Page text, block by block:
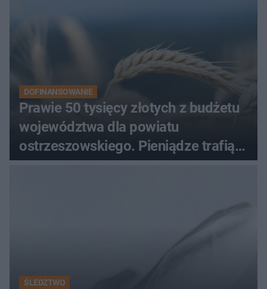
DOFINANSOWANIE
Prawie 50 tysięcy złotych z budżetu
województwa dla powiatu
ostrzeszowskiego. Pieniądze trafią
do czterech organizacji
ŚLEDZTWO